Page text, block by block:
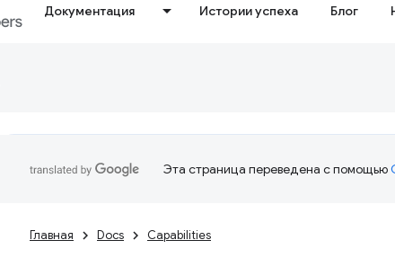
Документация Истории успеха Блог
Эта страница переведена с помощью
Главная Docs Capabilities